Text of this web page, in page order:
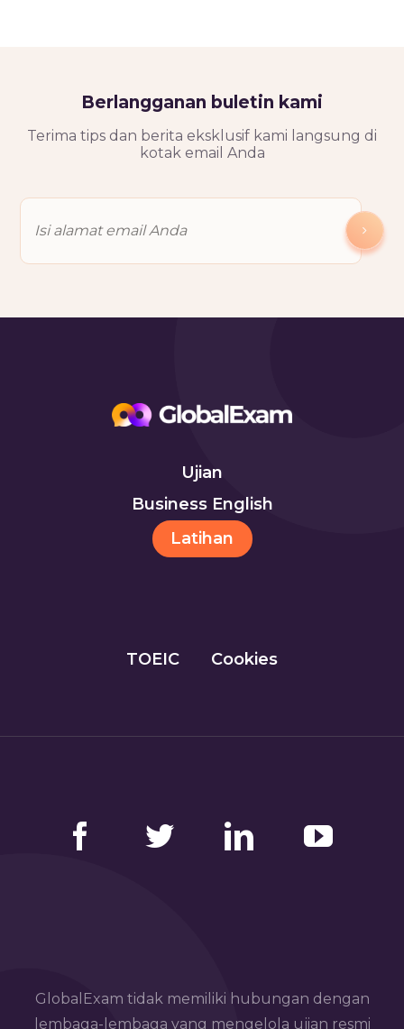
Berlangganan buletin kami
Terima tips dan berita eksklusif kami langsung di
kotak email Anda
Ujian
Business English
Latihan
TOEIC Cookies
GlobalExam tidak memiliki hubungan dengan
lembaga-lembaga yang mengelola ujian resmi